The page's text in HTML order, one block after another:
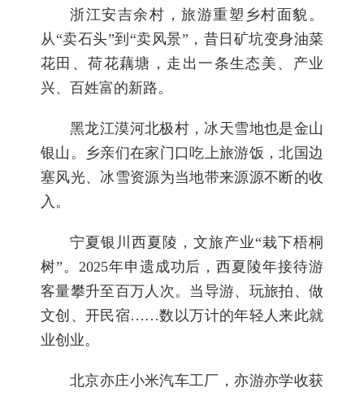
浙江安吉余村，旅游重塑乡村面貌。
从“卖石头”到“卖风景”，昔日矿坑变身油菜
花田、荷花藕塘，走出一条生态美、产业
兴、百姓富的新路。
黑龙江漠河北极村，冰天雪地也是金山
银山。乡亲们在家门口吃上旅游饭，北国边
塞风光、冰雪资源为当地带来源源不断的收
入。
宁夏银川西夏陵，文旅产业“栽下梧桐
树”。2025年申遗成功后，西夏陵年接待游
客量攀升至百万人次。当导游、玩旅拍、做
文创、开民宿……数以万计的年轻人来此就
业创业。
北京亦庄小米汽车工厂，亦游亦学收获